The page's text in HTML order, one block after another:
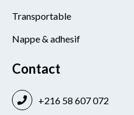
Transportable
Nappe & adhesif
Contact
+216 58 607 072